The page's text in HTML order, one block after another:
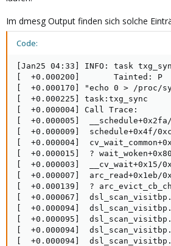
Im dmesg Output finden sich solche
Code:
[Jan25 04:33] INFO: task
[  +0.000200]       Tainted:
[  +0.000170] "echo 0 > /proc/
[  +0.000225] task:txg_sync
[  +0.000004] Call Trace:
[  +0.000005]  __schedule+0x2fa/
[  +0.000009]  schedule+0x4f/
[  +0.000004]
[  +0.000015]  ?
[  +0.000003]  __cv_wait+0x15/
[  +0.000007]  arc_read+0x1eb/
[  +0.000139]  ?
[  +0.000067]
[  +0.000094]
[  +0.000095]
[  +0.000094]
[  +0.000094]